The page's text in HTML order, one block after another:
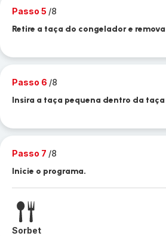
Passo 5 /8
Retire a taça do congelador e
Passo 6 /8
Insira a taça pequena dentro da
Passo 7 /8
Inicie o programa.
Sorbet